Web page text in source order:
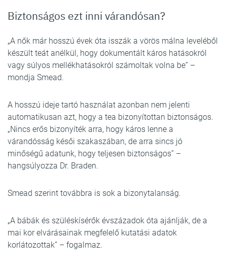
Biztonságos ezt inni várandósan?
„A nők már hosszú évek óta isszák a vörös málna leveléből
készült teát anélkül, hogy dokumentált káros hatásokról
vagy súlyos mellékhatásokról számoltak volna be” –
mondja Smead.
A hosszú ideje tartó használat azonban nem jelenti
automatikusan azt, hogy a tea bizonyítottan biztonságos.
„Nincs erős bizonyíték arra, hogy káros lenne a
várandósság késői szakaszában, de arra sincs jó
minőségű adatunk, hogy teljesen biztonságos” –
hangsúlyozza Dr. Braden.
Smead szerint továbbra is sok a bizonytalanság.
„A bábák és szüléskísérők évszázadok óta ajánlják, de a
mai kor elvárásainak megfelelő kutatási adatok
korlátozottak” – fogalmaz.